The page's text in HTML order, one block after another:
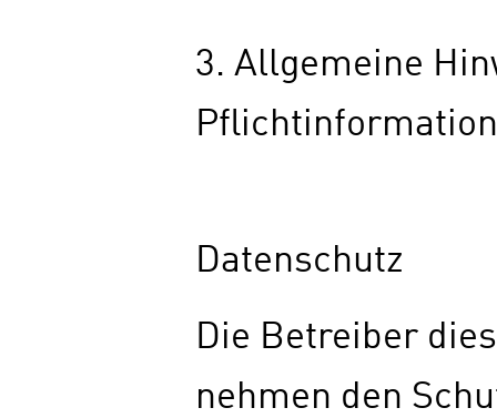
3. Allgemeine
Datenschutz
Die Betreiber
nehmen den